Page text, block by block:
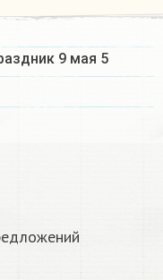
9 мая 5